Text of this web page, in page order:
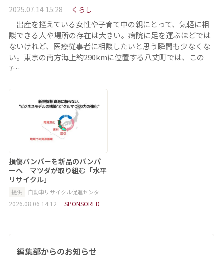
2025.07.14 15:28 くらし
出産を控えている女性や子育て中の親にとって、気軽に相
談できる人や場所の存在は大きい。病院に足を運ぶほどでは
ないけれど、医療従事者に相談したいと思う瞬間も少なくな
い。東京の南方海上約290kmに位置する八丈町では、この
7…
損傷バンパーを新品のバンパ
ーへ マツダが取り組む「水平
リサイクル」
提供 自動車リサイクル促進センター
2026.08.06 14:12 SPONSORED
編集部からのお知らせ